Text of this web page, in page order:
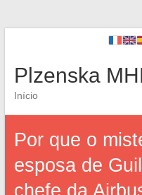
Plzenska
Início
Por que o
esposa de
chefe da